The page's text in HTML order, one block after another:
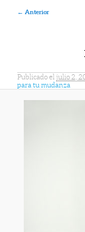
Navegador de imágenes
← Anterior
Publicado el julio 2,
para tu mudanza